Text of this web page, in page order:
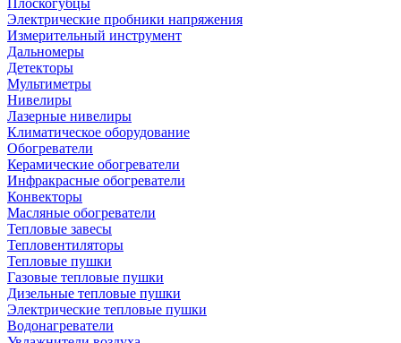
Плоскогубцы
Электрические пробники напряжения
Измерительный инструмент
Дальномеры
Детекторы
Мультиметры
Нивелиры
Лазерные нивелиры
Климатическое оборудование
Обогреватели
Керамические обогреватели
Инфракрасные обогреватели
Конвекторы
Масляные обогреватели
Тепловые завесы
Тепловентиляторы
Тепловые пушки
Газовые тепловые пушки
Дизельные тепловые пушки
Электрические тепловые пушки
Водонагреватели